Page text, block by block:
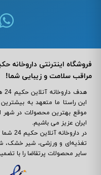
مراقب سلامت و زیبایی شما!
این راستا ما متعهد به
موقع بهترین محصولات در شهر
ایران عزیز می باشیم.
در
تغذیه‌ای و ورزشی، شیر خشک،
سایر محصولات پرتقاضا را با